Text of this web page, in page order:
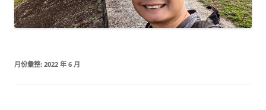
月份彙整: 2022 年 6 月